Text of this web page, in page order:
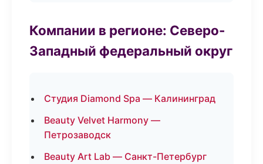
Компании в регионе: Северо-
Западный федеральный округ
Студия Diamond Spa — Калининград
Beauty Velvet Harmony —
Петрозаводск
Beauty Art Lab — Санкт-Петербург